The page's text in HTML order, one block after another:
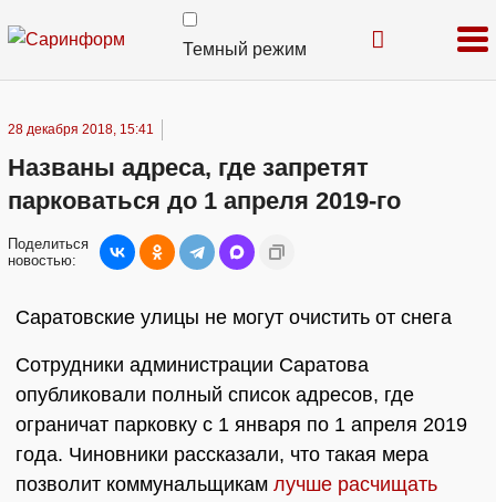
Темный режим
28 декабря 2018, 15:41
Названы адреса, где запретят
парковаться до 1 апреля 2019-го
Поделиться
новостью:
Саратовские улицы не могут очистить от снега
Сотрудники администрации Саратова
опубликовали полный список адресов, где
ограничат парковку с 1 января по 1 апреля 2019
года. Чиновники рассказали, что такая мера
позволит коммунальщикам лучше расчищать